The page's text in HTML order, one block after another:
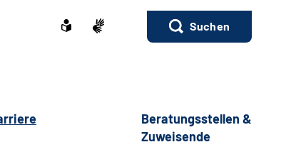
Suchen
Beratungsstellen &
Zuweisende